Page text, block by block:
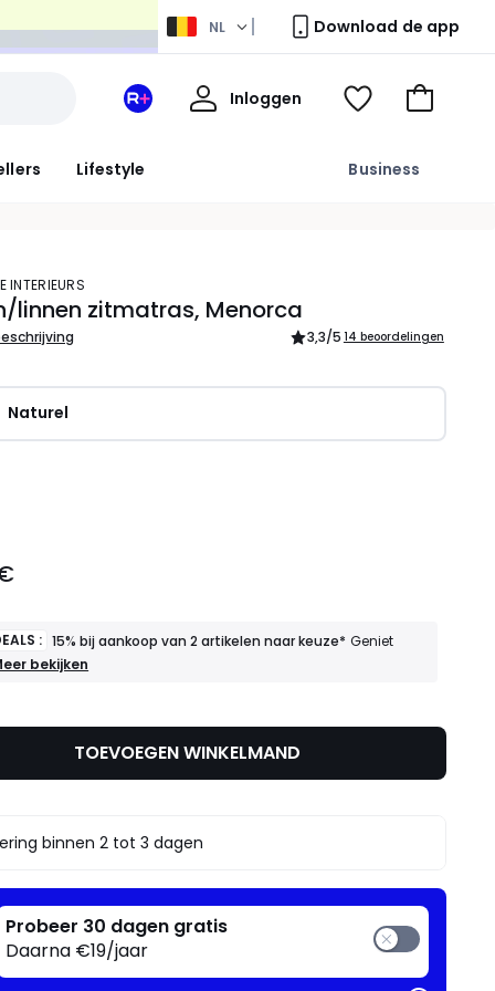
NL Download de app
Lifestyle Business
Mijn
+
Inloggen
Mijn
Kijk
Naar
INTERIEURS
linnen zitmatras, Menorca
3,3/5 14 beoordelingen
Naturel
: 15% bij aankoop van 2 artikelen naar keuze* Geniet
naar
bekijken
TOEVOEGEN WINKELMAND
binnen 2 tot 3 dagen
Probeer 30 dagen gratis
Daarna €19/jaar